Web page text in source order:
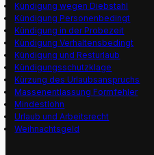
Kündigung wegen Diebstahl
Kündigung Personenbedingt
Kündigung in der Probezeit
Kündigung Verhaltensbedingt
Kündigung und Resturlaub
Kündigungsschutzklage
Kürzung des Urlaubsanspruchs
Massenentlassung Formfehler
Mindestlohn
Urlaub und Arbeitsrecht
Weihnachtsgeld